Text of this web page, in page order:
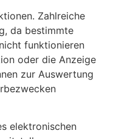
Zahlreiche
da bestimmte
funktionieren
oder die Anzeige
zur Auswertung
elektronischen